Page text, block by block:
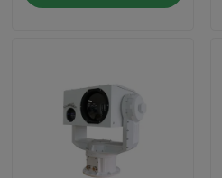
わたしたち に つい て